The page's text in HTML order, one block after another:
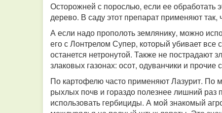
Осторожней с порослью, если ее обработать
дерево. В саду этот препарат применяют
А если надо прополоть землянику, можно
его с Лонтрелом Супер, который убивает
останется нетронутой. Также не
злаковых газонах: осот, одуванчики и прочие
По картофелю часто применяют Лазурит. По
рыхлых почв и гораздо полезнее лишний раз
использовать гербициды. А мой знакомый